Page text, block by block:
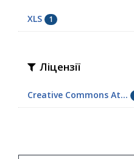
XLS 1
Ліцензії
Creative Commons At...